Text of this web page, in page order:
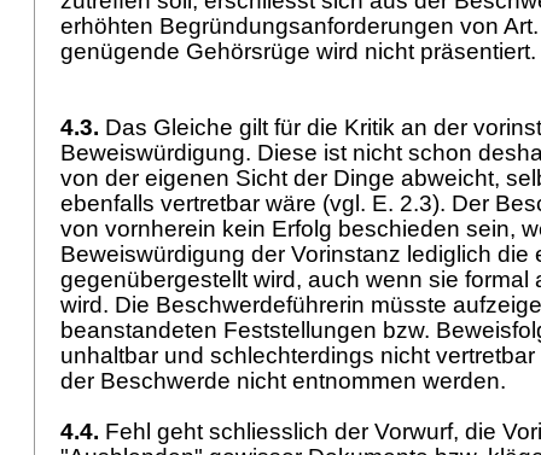
erhöhten Begründungsanforderungen von
genügende Gehörsrüge wird nicht
4.3. Das Gleiche gilt für die Kritik an der
Beweiswürdigung. Diese ist nicht schon
von der eigenen Sicht der Dinge abweicht,
ebenfalls vertretbar wäre (vgl. E. 2.3). Der
von vornherein kein Erfolg beschieden sein,
Beweiswürdigung der Vorinstanz lediglich die
gegenübergestellt wird, auch wenn sie formal
wird. Die Beschwerdeführerin müsste
beanstandeten Feststellungen bzw.
unhaltbar und schlechterdings nicht
der Beschwerde nicht entnommen werden.
4.4. Fehl geht schliesslich der Vorwurf, die